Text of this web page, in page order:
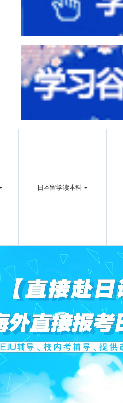
日本留学读本科